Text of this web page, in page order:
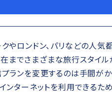
やロンドン、パリなどの人気
でさまざまな旅行スタイル
ランを変更するのは手間が
ターネットを利用できるた